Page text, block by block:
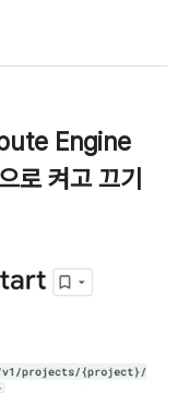
Engine
로 켜고 끄기